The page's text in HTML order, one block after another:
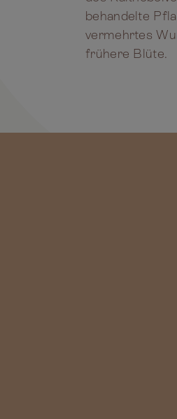
behandelte
vermehrtes
frühere Blüte.